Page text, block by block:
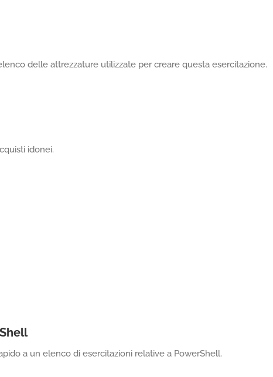
delle attrezzature utilizzate per creare questa esercitazione.
idonei.
a un elenco di esercitazioni relative a PowerShell.